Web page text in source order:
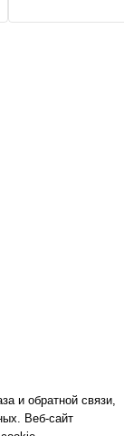
и обратной связи,
Веб-сайт